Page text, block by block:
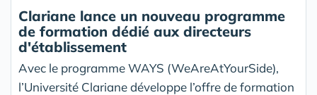
Clariane lance un nouveau programme
de formation dédié aux directeurs
d'établissement
Avec le programme WAYS (WeAreAtYourSide),
l’Université Clariane développe l’offre de formation